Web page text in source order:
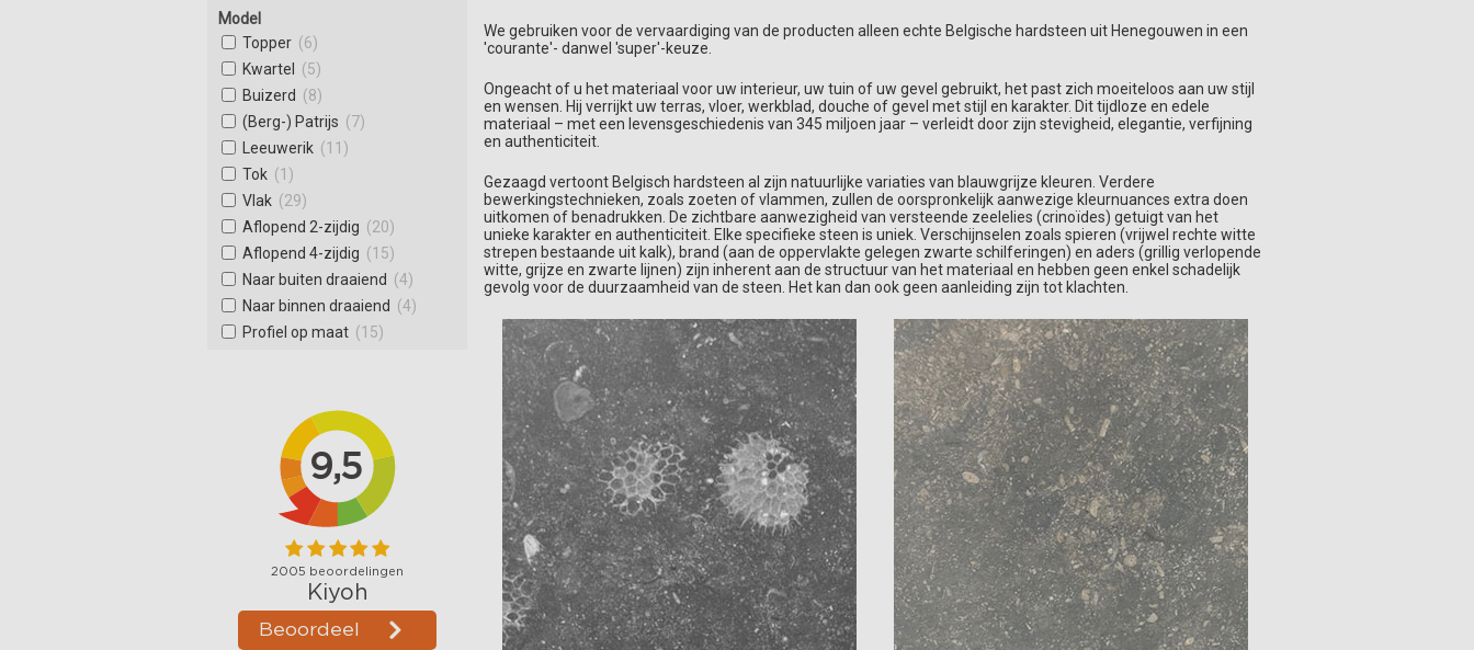
We gebruiken voor de vervaardiging van de producten alleen echte Belgische hardsteen uit Henegouwen in een
'courante'- danwel 'super'-keuze.
Ongeacht of u het materiaal voor uw interieur, uw tuin of uw gevel gebruikt, het past zich moeiteloos aan uw stijl
en wensen. Hij verrijkt uw terras, vloer, werkblad, douche of gevel met stijl en karakter. Dit tijdloze en edele
materiaal – met een levensgeschiedenis van 345 miljoen jaar – verleidt door zijn stevigheid, elegantie, verfijning
en authenticiteit.
Gezaagd vertoont Belgisch hardsteen al zijn natuurlijke variaties van blauwgrijze kleuren. Verdere
bewerkingstechnieken, zoals zoeten of vlammen, zullen de oorspronkelijk aanwezige kleurnuances extra doen
uitkomen of benadrukken. De zichtbare aanwezigheid van versteende zeelelies (crinoïdes) getuigt van het
unieke karakter en authenticiteit. Elke specifieke steen is uniek. Verschijnselen zoals spieren (vrijwel rechte witte
strepen bestaande uit kalk), brand (aan de oppervlakte gelegen zwarte schilferingen) en aders (grillig verlopende
witte, grijze en zwarte lijnen) zijn inherent aan de structuur van het materiaal en hebben geen enkel schadelijk
gevolg voor de duurzaamheid van de steen. Het kan dan ook geen aanleiding zijn tot klachten.
Model
Topper (6)
Kwartel
(5)
Buizerd (8)
(Berg-) Patrijs (7)
Leeuwerik (11)
Tok (1)
Vlak (29)
Aflopend 2-zijdig (20)
Aflopend 4-zijdig (15)
Naar buiten draaiend (4)
Naar binnen draaiend (4)
Profiel op maat (15)